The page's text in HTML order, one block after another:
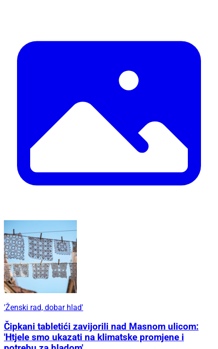
'Ženski rad, dobar hlad'
Čipkani tabletići zavijorili nad Masnom ulicom:
'Htjele smo ukazati na klimatske promjene i